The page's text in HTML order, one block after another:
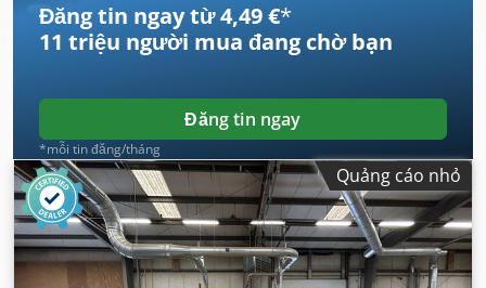
Đăng tin ngay từ 4,49 €*
11 triệu người mua đang chờ bạn
Đăng tin ngay
*mỗi tin đăng/tháng
Quảng cáo nhỏ